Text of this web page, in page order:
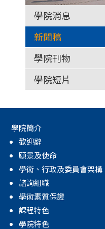
學院消息
新聞稿
學院刊物
學院短片
學院簡介
歡迎辭
願景及使命
學術、行政及委員會架構
諮詢組職
學術素質保證
課程特色
學院特色